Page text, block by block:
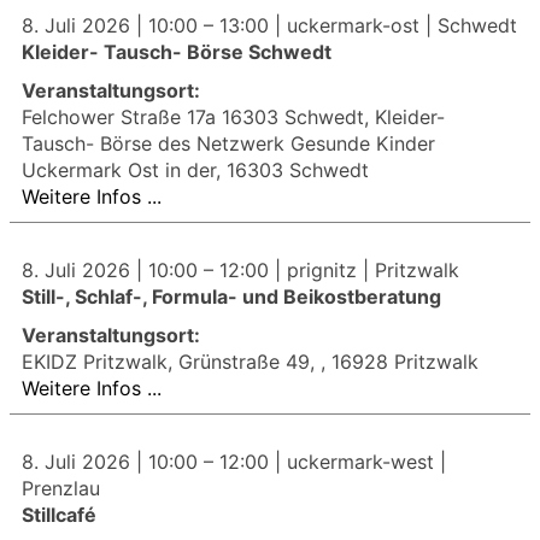
8. Juli 2026 | 10:00 – 13:00 | uckermark-ost | Schwedt
Kleider- Tausch- Börse Schwedt
Veranstaltungsort:
Felchower Straße 17a 16303 Schwedt, Kleider-
Tausch- Börse des Netzwerk Gesunde Kinder
Uckermark Ost in der, 16303 Schwedt
Weitere Infos ...
8. Juli 2026 | 10:00 – 12:00 | prignitz | Pritzwalk
Still-, Schlaf-, Formula- und Beikostberatung
Veranstaltungsort:
EKIDZ Pritzwalk, Grünstraße 49, , 16928 Pritzwalk
Weitere Infos ...
8. Juli 2026 | 10:00 – 12:00 | uckermark-west |
Prenzlau
Stillcafé